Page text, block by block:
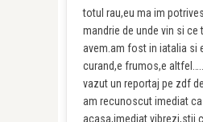
totul rau,eu ma im
mandrie de unde vin si ce
avem.am fost in iatalia si
curand,e frumos,e
vazut un reportaj pe zdf
am recunoscut imediat ca
acasa,imediat vibrezi,stii